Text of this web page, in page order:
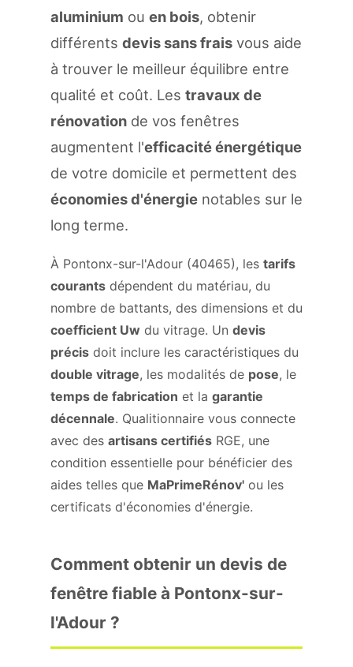
aluminium ou en bois, obtenir
différents devis sans frais vous aide
à trouver le meilleur équilibre entre
qualité et coût. Les travaux de
rénovation de vos fenêtres
augmentent l'efficacité énergétique
de votre domicile et permettent des
économies d'énergie notables sur le
long terme.
À Pontonx-sur-l'Adour (40465), les tarifs
courants dépendent du matériau, du
nombre de battants, des dimensions et du
coefficient Uw du vitrage. Un devis
précis doit inclure les caractéristiques du
double vitrage, les modalités de pose, le
temps de fabrication et la garantie
décennale. Qualitionnaire vous connecte
avec des artisans certifiés RGE, une
condition essentielle pour bénéficier des
aides telles que MaPrimeRénov' ou les
certificats d'économies d'énergie.
Comment obtenir un devis de
fenêtre fiable à Pontonx-sur-
l'Adour ?